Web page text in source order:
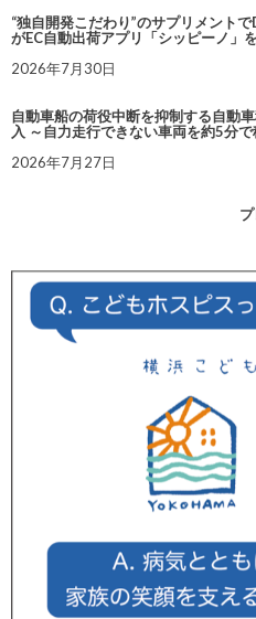
“独自開発こだわり”のサプリメント
がEC自動出荷アプリ「シッピーノ」
2026年7月30日
自動車船の荷役中断を抑制する自動
入 ～自力走行できない車両を約5分で
2026年7月27日